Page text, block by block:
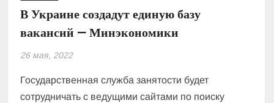
В Украине создадут единую базу
вакансий — Минэкономики
26 мая, 2022
Государственная служба занятости будет
сотрудничать с ведущими сайтами по поиску